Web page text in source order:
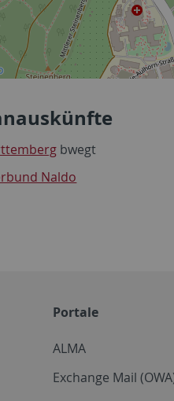
bwegt
Naldo
Portale
ALMA
Exchange Mail